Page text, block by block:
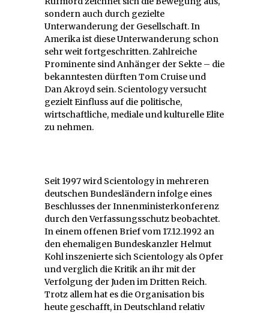
sondern auch durch gezielte
Unterwanderung der Gesellschaft. In
Amerika ist diese Unterwanderung schon
sehr weit fortgeschritten. Zahlreiche
Prominente sind Anhänger der Sekte – die
bekanntesten dürften Tom Cruise und
Dan Akroyd sein. Scientology versucht
gezielt Einfluss auf die politische,
wirtschaftliche, mediale und kulturelle Elite
zu nehmen.
Seit 1997 wird Scientology in mehreren
deutschen Bundesländern infolge eines
Beschlusses der Innenministerkonferenz
durch den Verfassungsschutz beobachtet.
In einem offenen Brief vom 17.12.1992 an
den ehemaligen Bundeskanzler Helmut
Kohl inszenierte sich Scientology als Opfer
und verglich die Kritik an ihr mit der
Verfolgung der Juden im Dritten Reich.
Trotz allem hat es die Organisation bis
heute geschafft, in Deutschland relativ